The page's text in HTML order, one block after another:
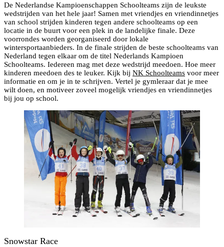
De Nederlandse Kampioenschappen Schoolteams zijn de leukste
wedstrijden van het hele jaar! Samen met vriendjes en vriendinnetjes
van school strijden kinderen tegen andere schoolteams op een
locatie in de buurt voor een plek in de landelijke finale. Deze
voorrondes worden georganiseerd door lokale
wintersportaanbieders. In de finale strijden de beste schoolteams van
Nederland tegen elkaar om de titel Nederlands Kampioen
Schoolteams. Iedereen mag met deze wedstrijd meedoen. Hoe meer
kinderen meedoen des te leuker. Kijk bij NK Schoolteams voor meer
informatie en om je in te schrijven. Vertel je gymleraar dat je mee
wilt doen, en motiveer zoveel mogelijk vriendjes en vriendinnetjes
bij jou op school.
Snowstar Race